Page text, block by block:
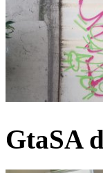
GtaSA